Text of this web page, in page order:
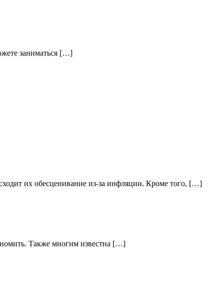
заниматься […]
их обесценивание из-за инфляции. Кроме того, […]
Также многим известна […]